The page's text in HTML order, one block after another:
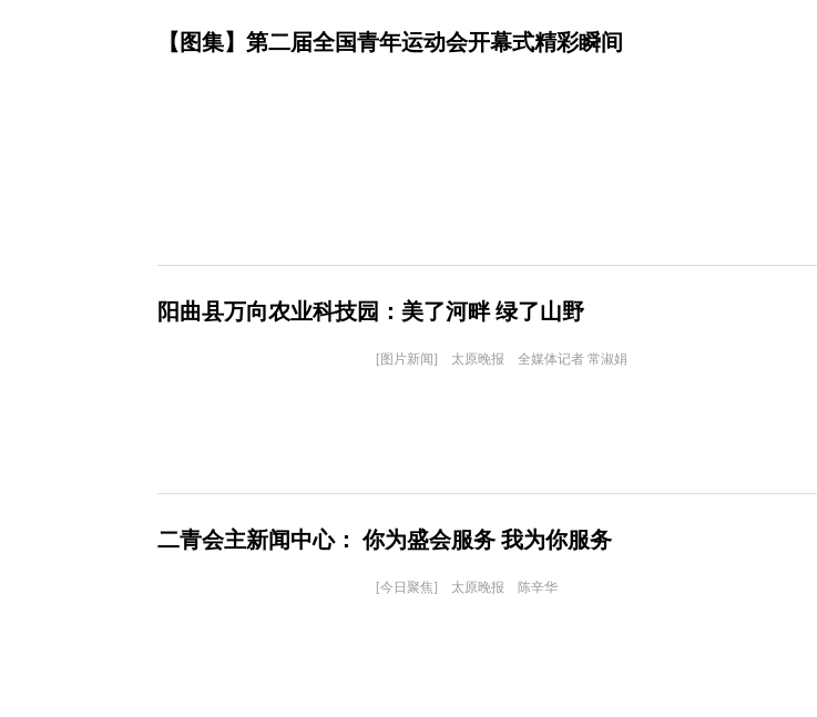
【图集】第二届全国青年运动会开幕式精彩瞬间
阳曲县万向农业科技园：美了河畔 绿了山野
[图片新闻] 太原晚报 全媒体记者 常淑娟
二青会主新闻中心： 你为盛会服务 我为你服务
[今日聚焦] 太原晚报 陈辛华